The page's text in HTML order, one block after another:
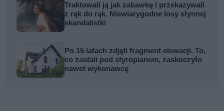
Traktowali ją jak zabawkę i przekazywali
z rąk do rąk. Niewiarygodne losy słynnej
skandalistki
Po 15 latach zdjęli fragment elewacji. To,
co zastali pod styropianem, zaskoczyło
nawet wykonawcę